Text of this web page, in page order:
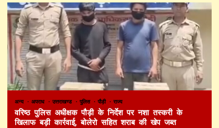
अन्य अपराध उत्तराखण्ड पुलिस पौड़ी राज्य
वरिष्ठ पुलिस अधीक्षक पौड़ी के निर्देश पर नशा तस्करी के
खिलाफ बड़ी कार्रवाई, बोलेरो सहित शराब की खेप जब्त